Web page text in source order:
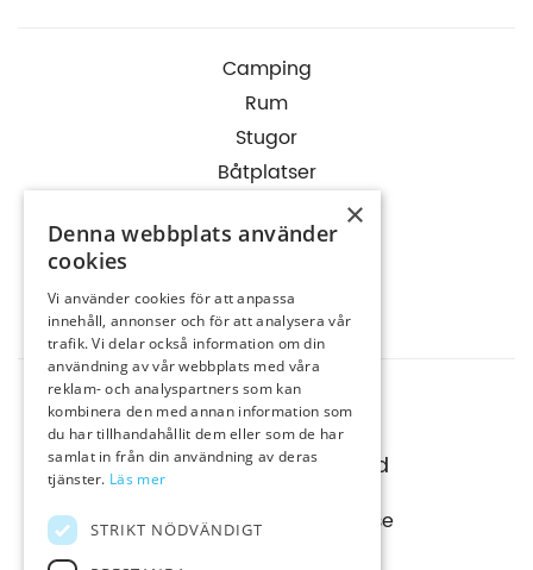
Camping
Rum
Stugor
Båtplatser
Information
Kontakt
Rörviks Camping
Rörviksvägen 15
457 47 Hamburgsund
info@rorvikscamping.se
×
Denna webbplats använder
cookies
Vi använder cookies för att anpassa
innehåll, annonser och för att analysera vår
trafik. Vi delar också information om din
användning av vår webbplats med våra
reklam- och analyspartners som kan
kombinera den med annan information som
du har tillhandahållit dem eller som de har
samlat in från din användning av deras
tjänster. Läs mer
STRIKT NÖDVÄNDIGT